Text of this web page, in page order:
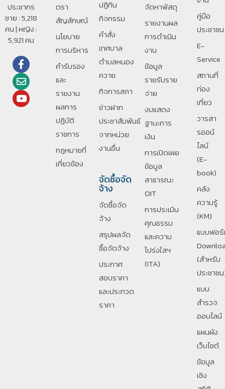
ประชากร
ชาย : 5,218
คน | หญิง :
5,921 คน
ตรา
สัญลักษณ์
นโยบาย
การบริหาร
คำรับรอง
และ
รายงาน
ผลการ
ปฏิบัติ
ราชการ
กฎหมายที่
เกี่ยวข้อง
ปฏิทิน
กิจกรรม
คำสั่ง
เทศบาล
ตำบลหนอง
ควาย
กิจการสภา
ข่าวฝาก
ประชาสัมพันธ์
จากหน่วย
งานอื่น
จัดซื้อจัด
จ้าง
จัดซื้อจัด
จ้าง
สรุปผลจัด
ซื้อจัดจ้าง
ประกาศ
สอบราคา
และประกวด
ราคา
จัดหาพัสดุ
รายงานผล
การดำเนิน
งาน
ข้อมูล
รายรับราย
จ่าย
งบแสดง
ฐานะการ
เงิน
การเปิดเผย
ข้อมูล
สาธารณะ
OIT
การประเมิน
คุณธรรม
และความ
โปร่งใสฯ
(ITA)
คู่มือ
ประชาชน
E-
Service
สถานที่
ท่อง
เที่ยว
วารสา
รออน์
ไลน์
(E-
book)
คลัง
ความรู้
(KM)
แบบฟอ
(สำหรับ
ประชาช
แบบ
สำรวจ
ออนไลน์
แผนผัง
เว็บไซต์
ข้อมูล
เชิง